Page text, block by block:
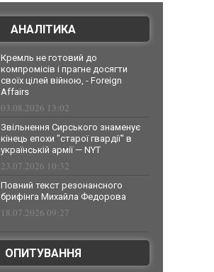
АНАЛІТИКА
Кремль не готовий до
компромісів і прагне досягти
своїх цілей війною, - Foreign
Affairs
03.08.2026 13:02
Звільнення Сирського знаменує
кінець епохи "старої гвардії" в
українській армії — NYT
23.07.2026 10:32
Повний текст резонансного
брифінга Михайла Федорова
18.07.2026 09:27
ОПИТУВАННЯ